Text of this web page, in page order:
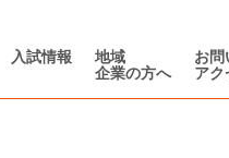
入試情報
地域
企業の方へ
お問
アク